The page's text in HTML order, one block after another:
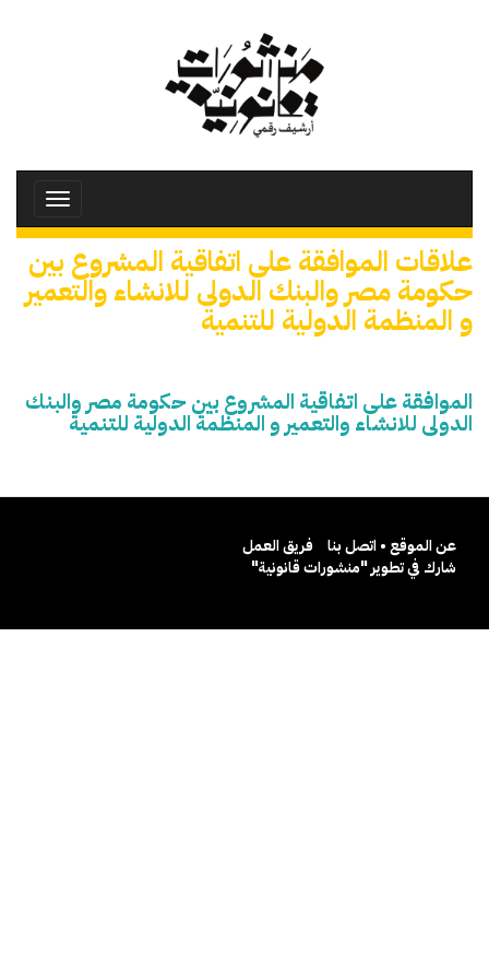
Toggle
علاقات الموافقة على اتفاقية المشروع بين
حكومة مصر والبنك الدولى للانشاء والتعمير
و المنظمة الدولية للتنمية
الموافقة على اتفاقية المشروع بين حكومة مصر والبنك
الدولى للانشاء والتعمير و المنظمة الدولية للتنمية
عن الموقع • اتصل بنا
فريق العمل
شارك في تطوير "منشورات قانونية"